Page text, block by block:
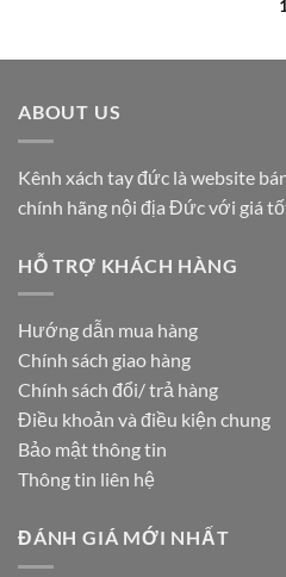
ABOUT US
Kênh xách tay đức là website
chính hãng nội địa Đức với giá
HỖ TRỢ KHÁCH HÀNG
Hướng dẫn mua hàng
Chính sách giao hàng
Chính sách đổi/ trả hàng
Điều khoản và điều kiện chung
Bảo mật thông tin
Thông tin liên hệ
ĐÁNH GIÁ MỚI NHẤT